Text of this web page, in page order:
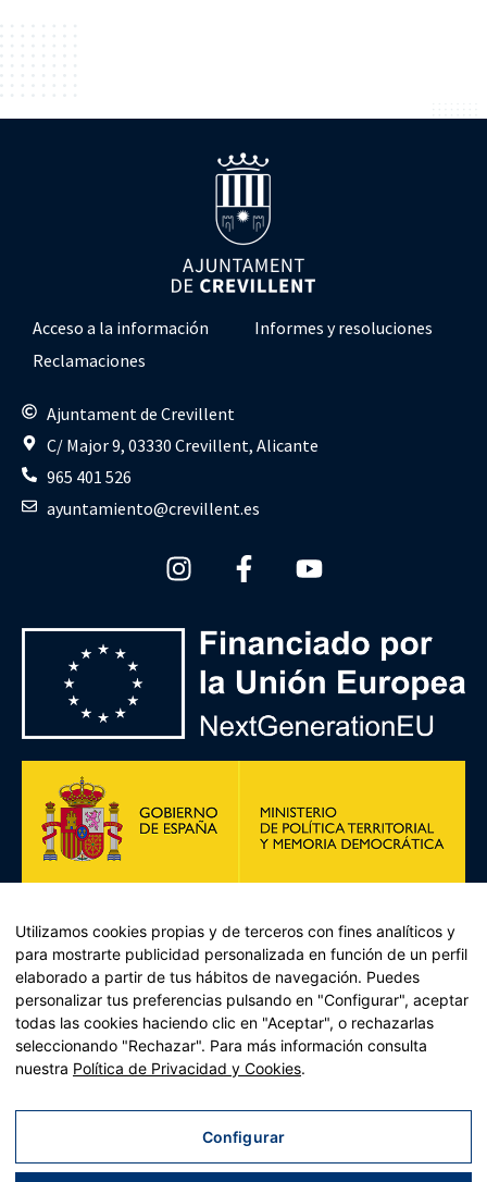
Acceso a la información
Informes y resoluciones
Reclamaciones
Ajuntament de Crevillent
C/ Major 9, 03330 Crevillent, Alicante
965 401 526
ayuntamiento@crevillent.es
Plan de Recuperación, Transformación y Resiliencia –
Financiado por la Unión Europea << Next Generation EU>>
Mecanismo de Recuperación y resiliencia, establecido por el
Componente 11, Inversión 2 del PRTR gestionado por el
Ministerio de Política territorial.
Utilizamos cookies propias y de terceros con fines analíticos y
para mostrarte publicidad personalizada en función de un perfil
elaborado a partir de tus hábitos de navegación. Puedes
personalizar tus preferencias pulsando en "Configurar", aceptar
todas las cookies haciendo clic en "Aceptar", o rechazarlas
seleccionando "Rechazar". Para más información consulta
nuestra Política de Privacidad y Cookies.
Configurar